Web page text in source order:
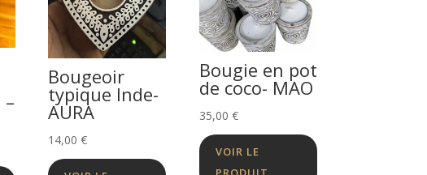
Bougeoir
typique Inde-
AURA
14,00€
Bougie en pot
de coco- MAO
35,00€
VOIR LE